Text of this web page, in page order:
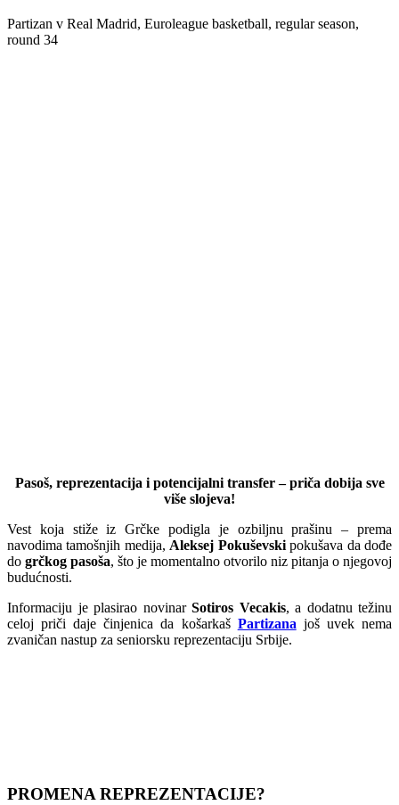
Partizan v Real Madrid, Euroleague basketball, regular season,
round 34
Pasoš, reprezentacija i potencijalni transfer – priča dobija sve
više slojeva!
Vest koja stiže iz Grčke podigla je ozbiljnu prašinu – prema
navodima tamošnjih medija, Aleksej Pokuševskipokušava da dođe
do grčkog pasoša, što je momentalno otvorilo niz pitanja o njegovoj
budućnosti.
Informaciju je plasirao novinar Sotiros Vecakis, a dodatnu težinu
celoj priči daje činjenica da košarkaš Partizana još uvek nema
zvaničan nastup za seniorsku reprezentaciju Srbije.
PROMENA REPREZENTACIJE?